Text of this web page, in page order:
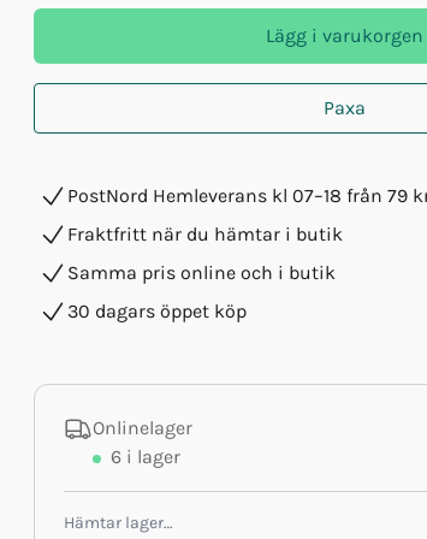
Lägg i varukorgen
Paxa
PostNord Hemleverans kl 07–18 från 79
Fraktfritt när du hämtar i butik
Samma pris online och i butik
30 dagars öppet köp
Onlinelager
6 i lager
Hämtar lager…